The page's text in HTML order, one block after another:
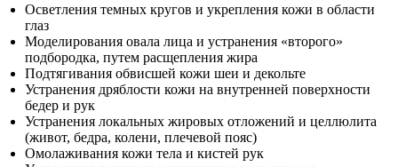
Осветления темных кругов и укрепления кожи в области
глаз
Моделирования овала лица и устранения «второго»
подбородка, путем расщепления жира
Подтягивания обвисшей кожи шеи и декольте
Устранения дряблости кожи на внутренней поверхности
бедер и рук
Устранения локальных жировых отложений и целлюлита
(живот, бедра, колени, плечевой пояс)
Омолаживания кожи тела и кистей рук